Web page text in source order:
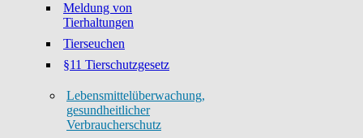
Meldung von
Tierhaltungen
Tierseuchen
§11 Tierschutzgesetz
Lebensmittelüberwachung,
gesundheitlicher
Verbraucherschutz